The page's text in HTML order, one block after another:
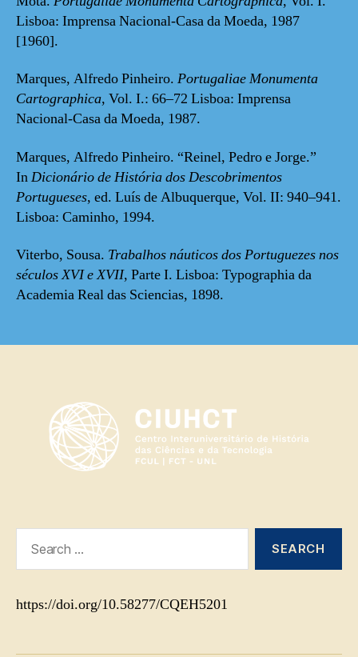
Lisboa: Imprensa Nacional-Casa da Moeda, 1987
[1960].
Marques, Alfredo Pinheiro. Portugaliae Monumenta
Cartographica, Vol. I.: 66–72 Lisboa: Imprensa
Nacional-Casa da Moeda, 1987.
Marques, Alfredo Pinheiro. “Reinel, Pedro e Jorge.”
InDicionário de História dos Descobrimentos
Portugueses, ed. Luís de Albuquerque, Vol. II: 940–941.
Lisboa: Caminho, 1994.
Viterbo, Sousa. Trabalhos náuticos dos Portuguezes nos
séculos XVI e XVII, Parte I. Lisboa: Typographia da
Academia Real das Sciencias, 1898.
https://doi.org/10.58277/CQEH5201